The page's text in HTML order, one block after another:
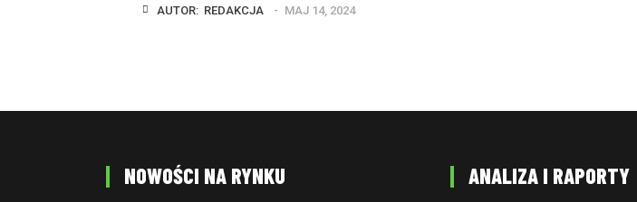
AUTOR: REDAKCJA MAJ 14, 2024
NOWOŚCI NA RYNKU ANALIZA I RAPORTY